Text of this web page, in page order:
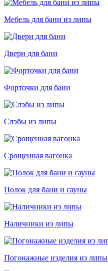
Мебель для бани из липы
Двери для бани
Форточки для бани
Слэбы из липы
Срощенная вагонка
Полок для бани и сауны
Наличники из липы
Погонажные изделия из липы